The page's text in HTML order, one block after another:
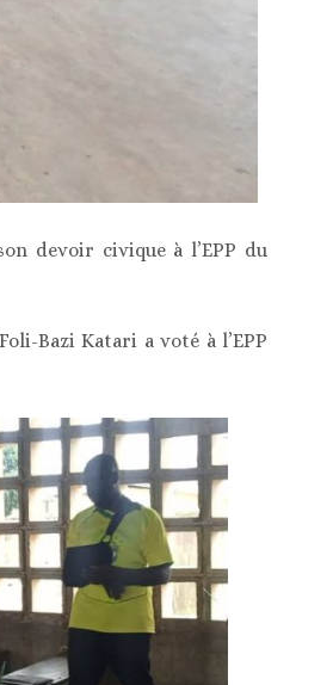
devoir civique à l’EPP du
Bazi Katari a voté à l’EPP